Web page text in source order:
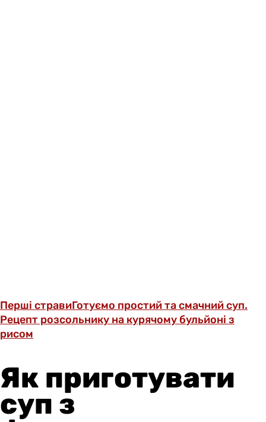
Перші стравиГотуємо простий та смачний суп.
Рецепт розсольнику на курячому бульйоні з
рисом
Як приготувати
суп з